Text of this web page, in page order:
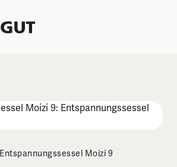
Entspannungssessel Moizi 9